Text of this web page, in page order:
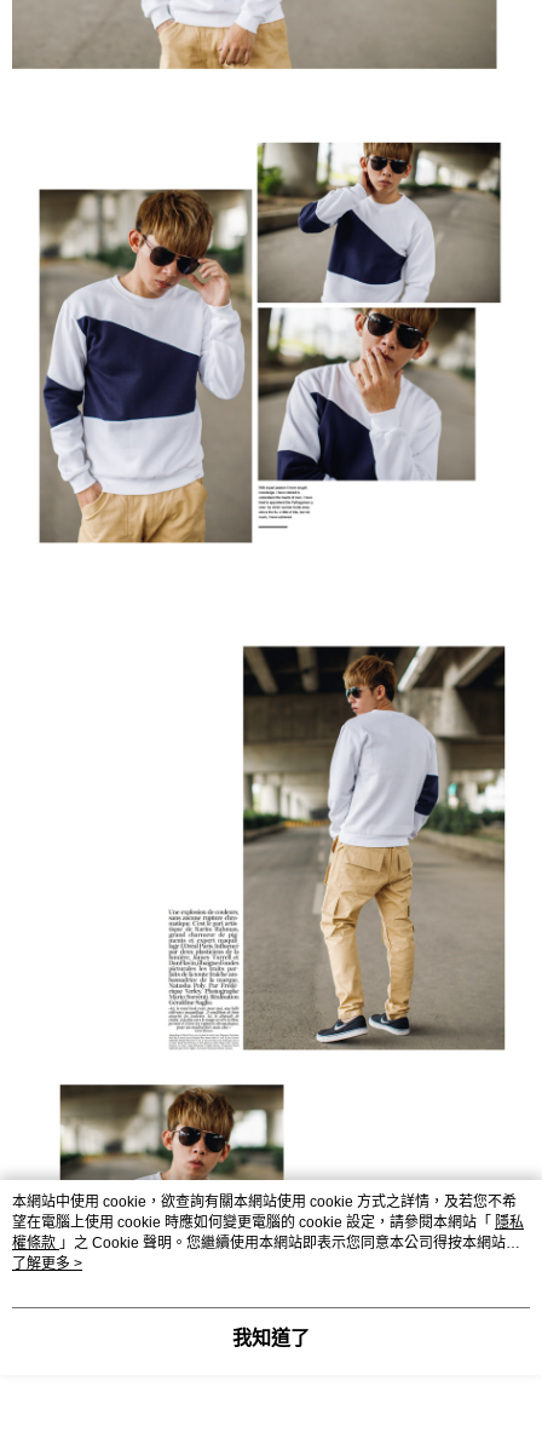
本網站中使用 cookie，欲查詢有關本網站使用 cookie 方式之詳情，及若您不希
望在電腦上使用 cookie 時應如何變更電腦的 cookie 設定，請參閱本網站「 隱私
權條款 」之 Cookie 聲明。您繼續使用本網站即表示您同意本公司得按本網站使
用條款之 Cookie 聲明使用 cookie。
了解更多 >
我知道了